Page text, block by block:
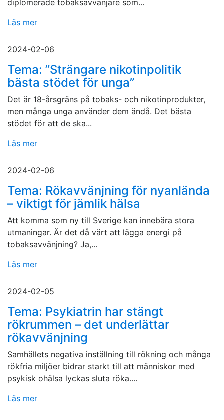
diplomerade tobaksavvänjare som...
Läs mer
2024-02-06
Tema: ”Strängare nikotinpolitik
bästa stödet för unga”
Det är 18-årsgräns på tobaks- och nikotinprodukter,
men många unga använder dem ändå. Det bästa
stödet för att de ska...
Läs mer
2024-02-06
Tema: Rökavvänjning för nyanlända
– viktigt för jämlik hälsa
Att komma som ny till Sverige kan innebära stora
utmaningar. Är det då värt att lägga energi på
tobaksavvänjning? Ja,...
Läs mer
2024-02-05
Tema: Psykiatrin har stängt
rökrummen – det underlättar
rökavvänjning
Samhällets negativa inställning till rökning och många
rökfria miljöer bidrar starkt till att människor med
psykisk ohälsa lyckas sluta röka....
Läs mer